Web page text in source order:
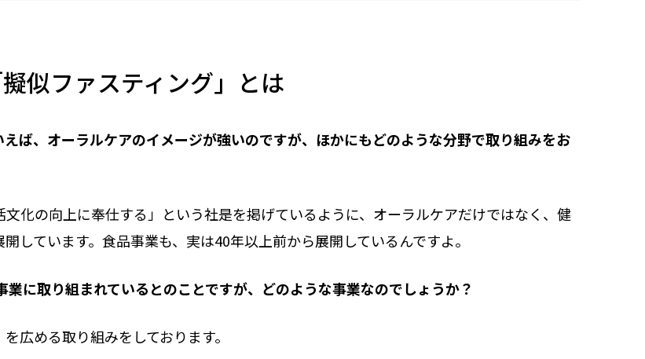
似ファスティング」とは
、オーラルケアのイメージが強いのですが、ほかにもどのような分野で取り組みをお
化の向上に奉仕する」という社是を掲げているように、オーラルケアだけではなく、健
しています。食品事業も、実は40年以上前から展開しているんですよ。
に取り組まれているとのことですが、どのような事業なのでしょうか？
広める取り組みをしております。